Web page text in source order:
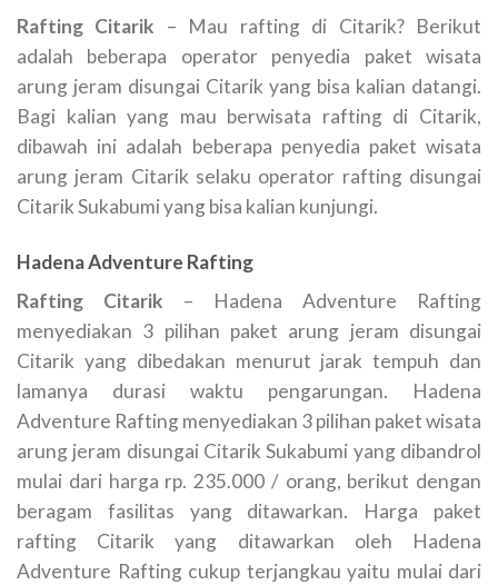
Rafting Citarik – Mau rafting di Citarik? Berikut
adalah beberapa operator penyedia paket wisata
arung jeram disungai Citarik yang bisa kalian datangi.
Bagi kalian yang mau berwisata rafting di Citarik,
dibawah ini adalah beberapa penyedia paket wisata
arung jeram Citarik selaku operator rafting disungai
Citarik Sukabumi yang bisa kalian kunjungi.
Hadena Adventure Rafting
Rafting Citarik – Hadena Adventure Rafting
menyediakan 3 pilihan paket arung jeram disungai
Citarik yang dibedakan menurut jarak tempuh dan
lamanya durasi waktu pengarungan. Hadena
Adventure Rafting menyediakan 3 pilihan paket wisata
arung jeram disungai Citarik Sukabumi yang dibandrol
mulai dari harga rp. 235.000 / orang, berikut dengan
beragam fasilitas yang ditawarkan. Harga paket
rafting Citarik yang ditawarkan oleh Hadena
Adventure Rafting cukup terjangkau yaitu mulai dari